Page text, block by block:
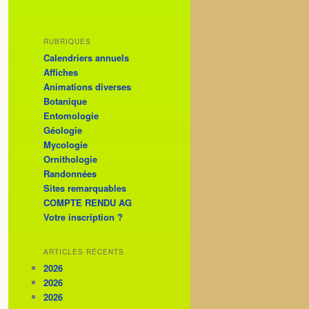
RUBRIQUES
Calendriers annuels
Affiches
Animations diverses
Botanique
Entomologie
Géologie
Mycologie
Ornithologie
Randonnées
Sites remarquables
COMPTE RENDU AG
Votre inscription ?
ARTICLES RÉCENTS
2026
2026
2026